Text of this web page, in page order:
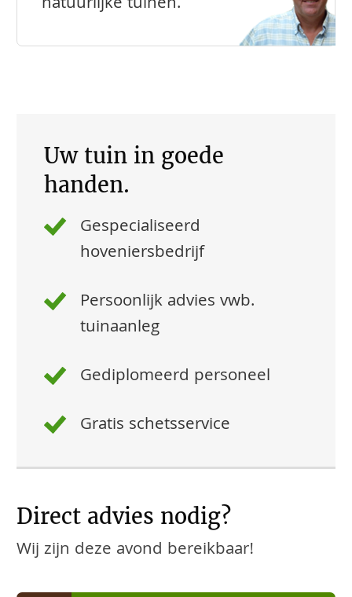
Uw tuin in goede
handen.
Gespecialiseerd
hoveniersbedrijf
Persoonlijk advies vwb.
tuinaanleg
Gediplomeerd personeel
Gratis schetsservice
Direct advies nodig?
Wij zijn deze avond bereikbaar!